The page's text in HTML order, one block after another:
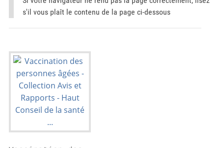
s'il vous plaît le contenu de la page ci-dessous